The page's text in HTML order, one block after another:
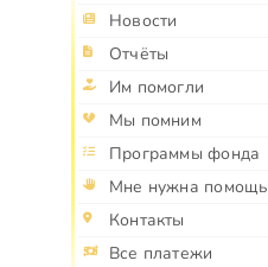
Новости
Отчёты
Им помогли
Мы помним
Программы фонда
Мне нужна помощь
Контакты
Все платежи